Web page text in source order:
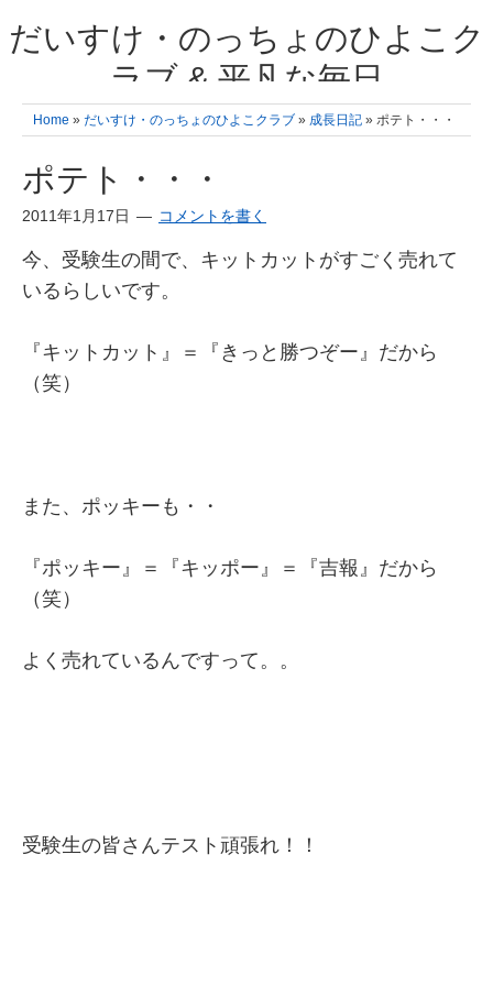
だいすけ・のっちょのひよこク
ラブ & 平凡な毎日
我が家の3人のひよこ成長日記と雑記 何十年後かに、大きくなったひよ
こ達とこの成長記を読み返すことを夢見て。& 3児ママの平凡日記 日々
Home » だいすけ・のっちょのひよこクラブ » 成長日記 » ポテト・・・
ポテト・・・
2011年1月17日 コメントを書く
今、受験生の間で、キットカットがすごく売れて
いるらしいです。
『キットカット』＝『きっと勝つぞー』だから
（笑）
また、ポッキーも・・
『ポッキー』＝『キッポー』＝『吉報』だから
（笑）
よく売れているんですって。。
受験生の皆さんテスト頑張れ！！